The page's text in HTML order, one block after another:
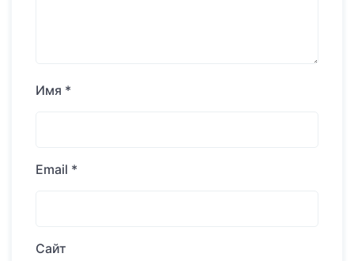
Имя *
Email *
Сайт